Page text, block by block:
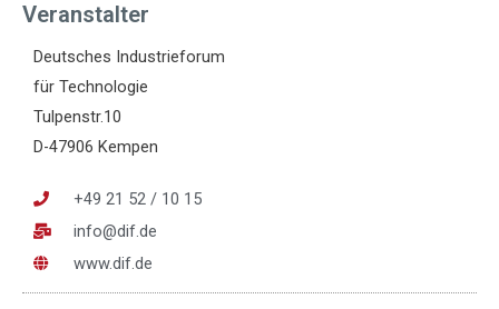
Veranstalter
Deutsches Industrieforum
für Technologie
Tulpenstr.10
D-47906 Kempen
+49 21 52 / 10 15
info@dif.de
www.dif.de